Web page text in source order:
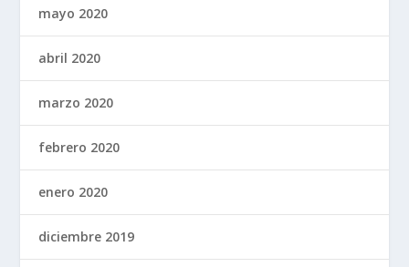
mayo 2020
abril 2020
marzo 2020
febrero 2020
enero 2020
diciembre 2019